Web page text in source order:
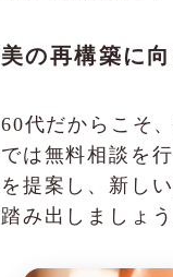
美の再構築に
60代だからこそ
では無料相談を
を提案し、新し
踏み出しましょう